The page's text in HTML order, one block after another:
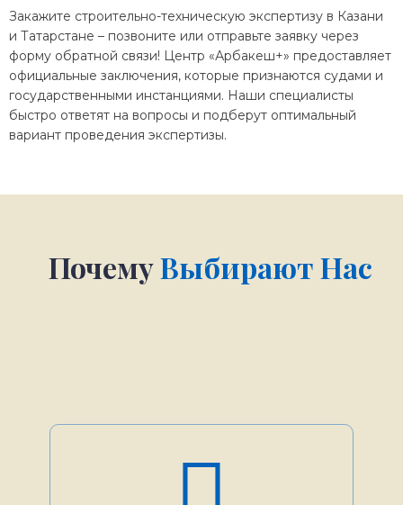
Закажите строительно-техническую экспертизу в Казани
и Татарстане – позвоните или отправьте заявку через
форму обратной связи! Центр «Арбакеш+» предоставляет
официальные заключения, которые признаются судами и
государственными инстанциями. Наши специалисты
быстро ответят на вопросы и подберут оптимальный
вариант проведения экспертизы.
ПочемуВыбирают Нас